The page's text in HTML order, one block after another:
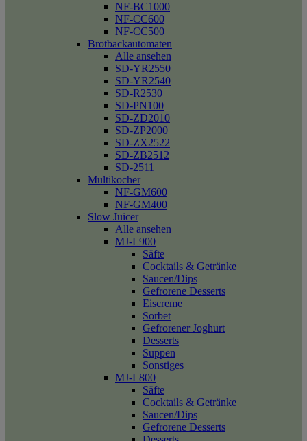
NF-BC1000
NF-CC600
NF-CC500
Brotbackautomaten
Alle ansehen
SD-YR2550
SD-YR2540
SD-R2530
SD-PN100
SD-ZD2010
SD-ZP2000
SD-ZX2522
SD-ZB2512
SD-2511
Multikocher
NF-GM600
NF-GM400
Slow Juicer
Alle ansehen
MJ-L900
Säfte
Cocktails & Getränke
Saucen/Dips
Gefrorene Desserts
Eiscreme
Sorbet
Gefrorener Joghurt
Desserts
Suppen
Sonstiges
MJ-L800
Säfte
Cocktails & Getränke
Saucen/Dips
Gefrorene Desserts